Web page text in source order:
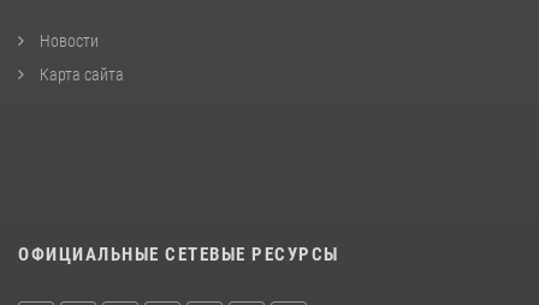
Новости
Карта сайта
ОФИЦИАЛЬНЫЕ СЕТЕВЫЕ РЕСУРСЫ